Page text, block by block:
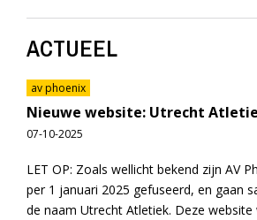
ACTUEEL
av phoenix
Nieuwe website: Utrecht
07-10-2025
LET OP: Zoals wellicht bekend zijn AV
per 1 januari 2025 gefuseerd, en gaan
de naam Utrecht Atletiek. Deze